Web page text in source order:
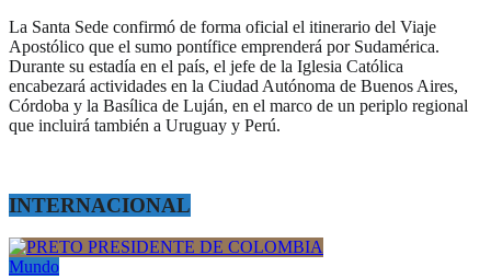
La Santa Sede confirmó de forma oficial el itinerario del Viaje
Apostólico que el sumo pontífice emprenderá por Sudamérica.
Durante su estadía en el país, el jefe de la Iglesia Católica
encabezará actividades en la Ciudad Autónoma de Buenos Aires,
Córdoba y la Basílica de Luján, en el marco de un periplo regional
que incluirá también a Uruguay y Perú.
INTERNACIONAL
Mundo